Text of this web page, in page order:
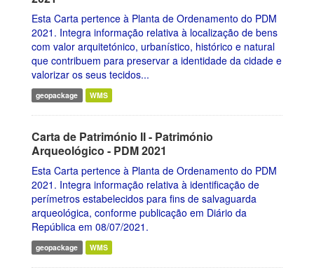
Esta Carta pertence à Planta de Ordenamento do PDM
2021. Integra informação relativa à localização de bens
com valor arquitetónico, urbanístico, histórico e natural
que contribuem para preservar a identidade da cidade e
valorizar os seus tecidos...
geopackage WMS
Carta de Património II - Património
Arqueológico - PDM 2021
Esta Carta pertence à Planta de Ordenamento do PDM
2021. Integra informação relativa à identificação de
perímetros estabelecidos para fins de salvaguarda
arqueológica, conforme publicação em Diário da
República em 08/07/2021.
geopackage WMS